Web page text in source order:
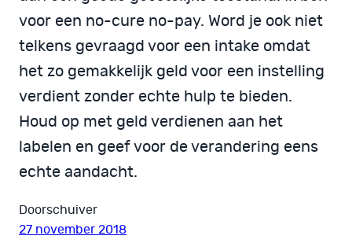
voor een no-cure no-pay. Word je ook niet
telkens gevraagd voor een intake omdat
het zo gemakkelijk geld voor een instelling
verdient zonder echte hulp te bieden.
Houd op met geld verdienen aan het
labelen en geef voor de verandering eens
echte aandacht.
Doorschuiver
27 november 2018